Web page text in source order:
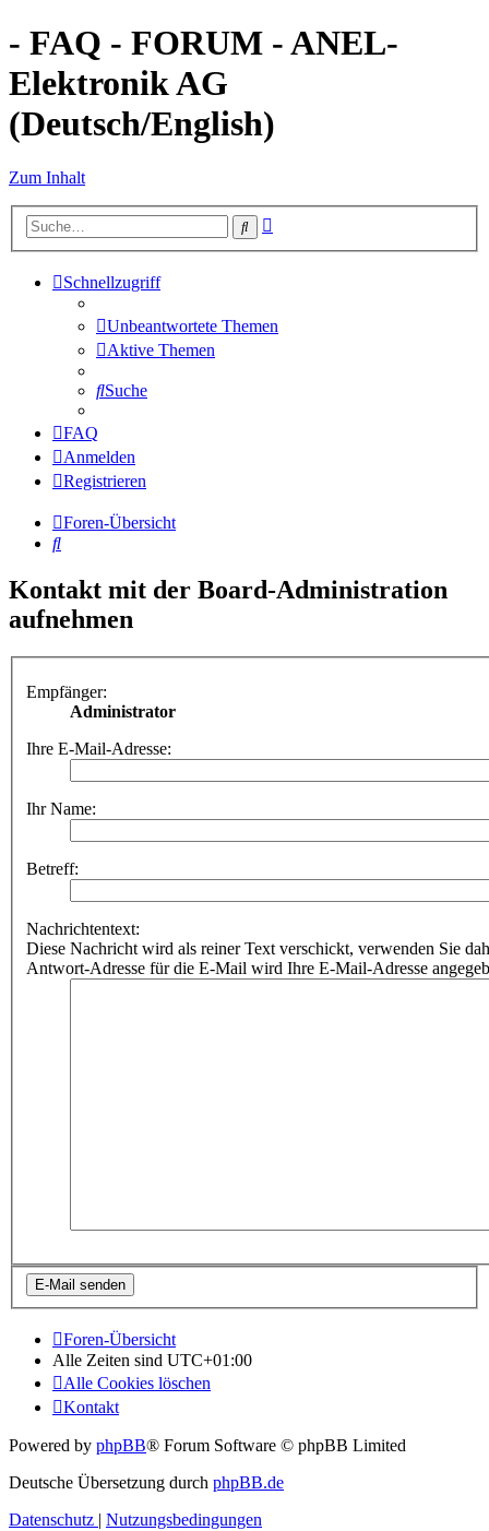
- FAQ - FORUM - ANEL-
Elektronik AG
(Deutsch/English)
Zum Inhalt
Suche
Schnellzugriff
Unbeantwortete Themen
Aktive Themen
Suche
FAQ
Anmelden
Registrieren
Foren-Übersicht
Suche
Kontakt mit der Board-Administration
aufnehmen
Empfänger:
Administrator
Ihre E-Mail-Adresse:
Ihr Name:
Betreff:
Nachrichtentext:
Diese Nachricht wird als reiner Text verschickt, verwenden Sie
Antwort-Adresse für die E-Mail wird Ihre E-Mail-Adresse
Foren-Übersicht
Alle Zeiten sind UTC+01:00
Alle Cookies löschen
Kontakt
Powered by phpBB® Forum Software © phpBB Limited
Deutsche Übersetzung durch phpBB.de
Datenschutz
Nutzungsbedingungen